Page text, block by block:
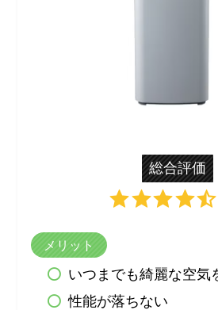
総合評価
メリット
いつまでも綺麗な空気
性能が落ちない